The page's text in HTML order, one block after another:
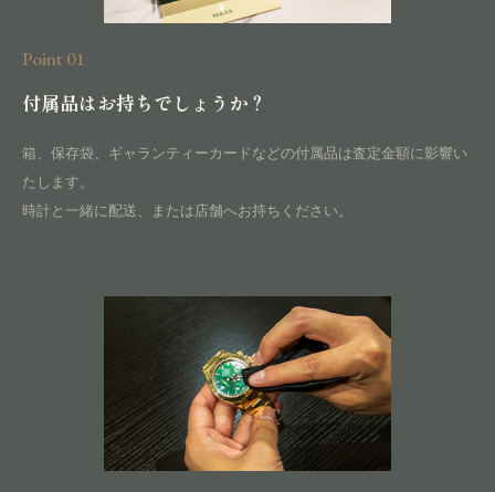
Point 01
付属品はお持ちでしょうか？
箱、保存袋、ギャランティーカードなどの付属品は査定金額に影響い
たします。
時計と一緒に配送、または店舗へお持ちください。